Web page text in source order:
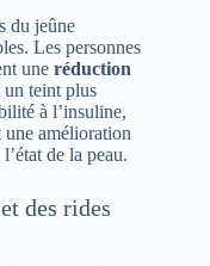
du jeûne
Les personnes
une réduction
un teint plus
à l’insuline,
une amélioration
de la peau.
des rides